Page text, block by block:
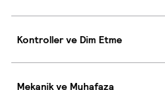
Kontroller ve Dim Etme
Mekanik ve Muhafaza